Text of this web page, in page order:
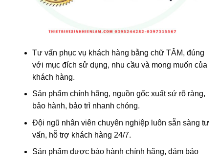
Tư vấn phục vụ khách hàng bằng chữ TÂM, đúng
với mục đích sử dụng, nhu cầu và mong muốn của
khách hàng.
Sản phẩm chính hãng, nguồn gốc xuất sứ rõ ràng,
bảo hành, bảo trì nhanh chóng.
Đội ngũ nhân viên chuyên nghiệp luôn sẵn sàng tư
vấn, hỗ trợ khách hàng 24/7.
Sản phẩm được bảo hành chính hãng, đảm bảo